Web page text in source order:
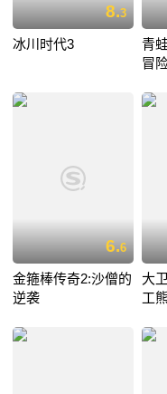
8.3
冰川时代3
青
冒
6.6
金箍棒传奇2:沙僧的
逆袭
大
工